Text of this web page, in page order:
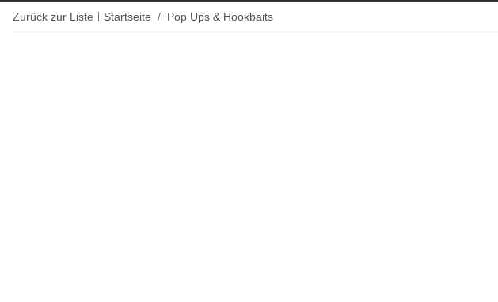
Zurück zur Liste Startseite Pop Ups & Hookbaits